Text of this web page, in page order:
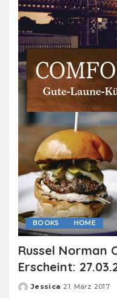
BOOKS HOME
Russel Norman
Erscheint:
Posted
Jessica 21. März 2017